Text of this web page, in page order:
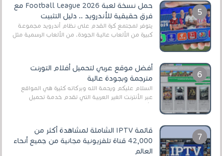
حمل نسخة لعبة Football League 2026 مع
فرق حقيقية للأندرويد .. دليل التثبيت
يتوفر لمجتمع كرة القدم على نظام أندرويد مجموعة
كبيرة من الألعاب عالية الجودة. من الألعاب الرسمية مثل
أفضل موقع عربي لتحميل أفلام التورنت
مترجمة وبجودة عالية
السلام عليكم ورحمة الله وبركاته كثيرة هي المواقع
عبر الأنترنت الغير العربية التي تقدم خدمة تحميل
الأفلام على التورنت ، ومعظم هذه المواقع ل...
قائمة IPTV الشاملة لمشاهدة أكثر من
42,000 قناة تلفزيونية مجانية من جميع أنحاء
العالم